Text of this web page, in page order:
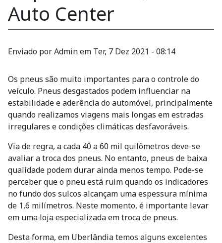
Auto Center
Enviado porAdminem Ter, 7 Dez 2021 - 08:14
Os pneus são muito importantes para o controle do
veículo. Pneus desgastados podem influenciar na
estabilidade e aderência do automóvel, principalmente
quando realizamos viagens mais longas em estradas
irregulares e condições climáticas desfavoráveis.
Via de regra, a cada 40 a 60 mil quilômetros deve-se
avaliar a troca dos pneus. No entanto, pneus de baixa
qualidade podem durar ainda menos tempo. Pode-se
perceber que o pneu está ruim quando os indicadores
no fundo dos sulcos alcançam uma espessura mínima
de 1,6 milímetros. Neste momento, é importante levar
em uma loja especializada em troca de pneus.
Desta forma, em Uberlândia temos alguns excelentes